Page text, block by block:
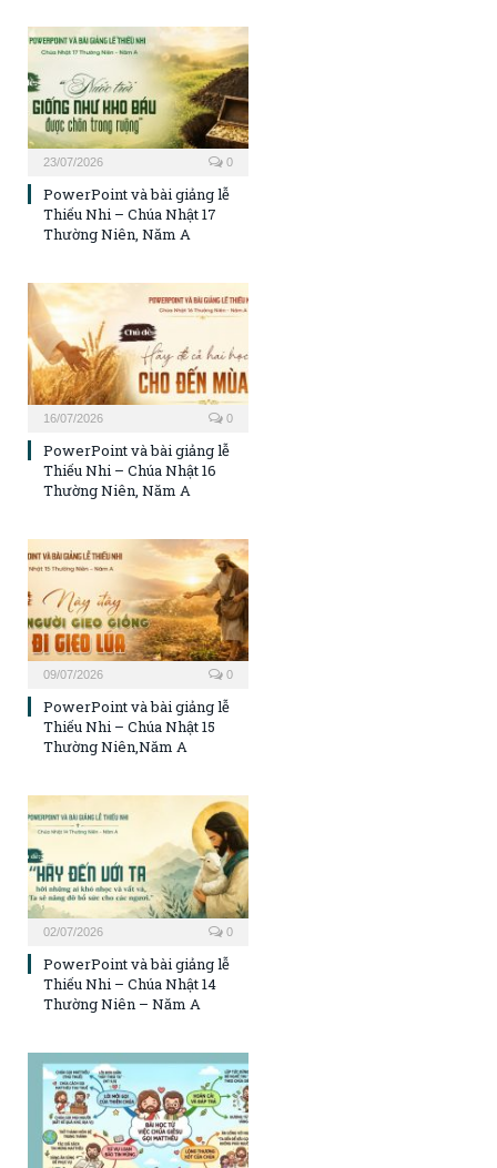
23/07/2026 0
PowerPoint và bài giảng lễ
Thiếu Nhi – Chúa Nhật 17
Thường Niên, Năm A
16/07/2026 0
PowerPoint và bài giảng lễ
Thiếu Nhi – Chúa Nhật 16
Thường Niên, Năm A
09/07/2026 0
PowerPoint và bài giảng lễ
Thiếu Nhi – Chúa Nhật 15
Thường Niên,Năm A
02/07/2026 0
PowerPoint và bài giảng lễ
Thiếu Nhi – Chúa Nhật 14
Thường Niên – Năm A